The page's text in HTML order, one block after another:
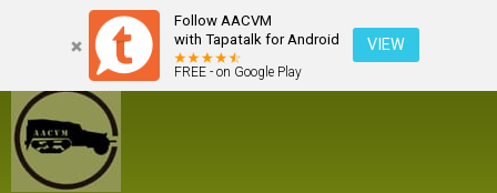
Follow AACVM
with Tapatalk for Android
FREE - on Google Play
VIEW